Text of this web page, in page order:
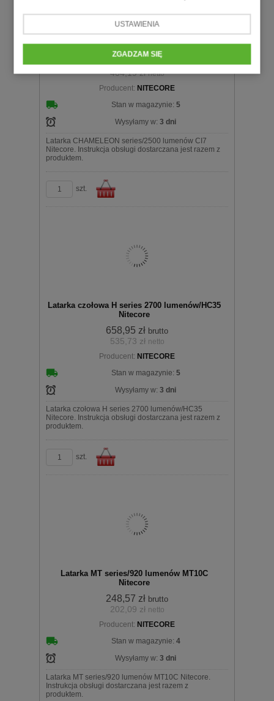
Latarka CHAMELEON series/2500 lumenów
CI7 Nitecore
497,15 złbrutto
404,19 złnetto
Producent: NITECORE
Stan w magazynie: 5
Wysyłamy w: 3 dni
Latarka CHAMELEON series/2500 lumenów CI7
Nitecore. Instrukcja obsługi dostarczana jest razem z
produktem.
szt.
Latarka czołowa H series 2700 lumenów/HC35
Nitecore
658,95 zł brutto
535,73 zł netto
Producent: NITECORE
Stan w magazynie: 5
Wysyłamy w: 3 dni
Latarka czołowa H series 2700 lumenów/HC35
Nitecore. Instrukcja obsługi dostarczana jest razem z
produktem.
szt.
Latarka MT series/920 lumenów MT10C
Nitecore
248,57 zł brutto
202,09 zł netto
Producent: NITECORE
Stan w magazynie: 4
Wysyłamy w: 3 dni
Latarka MT series/920 lumenów MT10C Nitecore.
Instrukcja obsługi dostarczana jest razem z
produktem.
USTAWIENIA
ZGADZAM SIĘ